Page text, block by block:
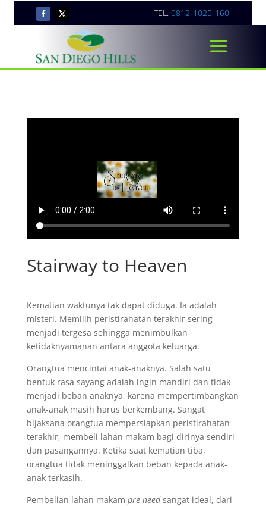
TEL. 0812-1025-160
Stairway to Heaven
Kematian waktunya tak dapat diduga. Ia adalah
misteri. Memilih peristirahatan terakhir sering
menjadi tergesa sehingga menimbulkan
ketidaknyamanan antara anggota keluarga.
Orangtua mencintai anak-anaknya. Salah satu
bentuk rasa sayang adalah ingin mandiri dan tidak
menjadi beban anaknya, karena mempertimbangkan
anak-anak masih harus berkembang. Sangat
bijaksana orangtua mempersiapkan peristirahatan
terakhir, membeli lahan makam bagi dirinya sendiri
dan pasangannya. Ketika saat kematian tiba,
orangtua tidak meninggalkan beban kepada anak-
anak terkasih.
Pembelian lahan makam pre needsangat ideal, dari